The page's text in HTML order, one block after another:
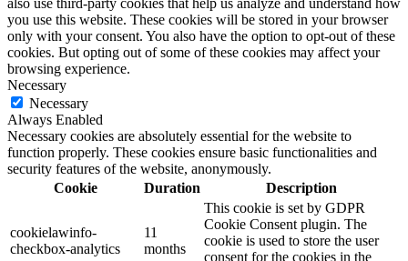
also use third-party cookies that help us analyze and understand how
you use this website. These cookies will be stored in your browser
only with your consent. You also have the option to opt-out of these
cookies. But opting out of some of these cookies may affect your
browsing experience.
Necessary
Necessary
Always Enabled
Necessary cookies are absolutely essential for the website to
function properly. These cookies ensure basic functionalities and
security features of the website, anonymously.
Cookie
Duration Description
cookielawinfo-
checkbox-analytics
11
months
This cookie is set by GDPR
Cookie Consent plugin. The
cookie is used to store the user
consent for the cookies in the